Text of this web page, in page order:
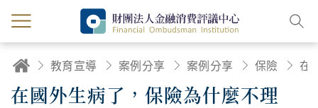
教育宣導 案例分享 案例分享 保險
在國外生病了，保險為什麼不理